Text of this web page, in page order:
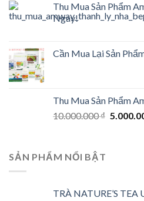
Thu Mua Sản Phẩm
Ngay!
Cần Mua Lại Sản
Thu Mua Sản Phẩm
10.000.000₫ Original
SẢN PHẨM NỔI BẬT
TRÀ NATURE’S TEA